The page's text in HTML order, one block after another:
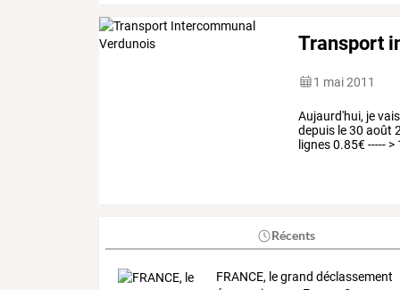
Transport
1 mai 2011
Aujaurd'hui, jevais
depuis le30 août
lignes0.85€----- >
Récents
FRANCE, le grand déclassement